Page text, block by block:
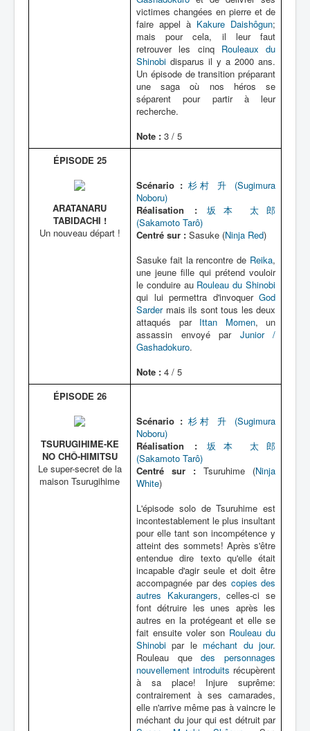
victimes changées en pierre et de
faire appel à Kakure Daishôgun;
mais pour cela, il leur faut
retrouver les cinq Rouleaux du
Shinobi disparus il y a 2000 ans.
Un épisode de transition préparant
une saga où nos héros se
séparent pour partir à leur
recherche.
Note : 3 / 5
ÉPISODE 25
ARATANARU
TABIDACHI !
Un nouveau départ !
Scénario : 杉村 升 (Sugimura
Noboru)
Réalisation :
坂本 太郎
(Sakamoto Tarô)
Centré sur : Sasuke (Ninja Red)
Sasuke fait la rencontre de Reika,
une jeune fille qui prétend vouloir
le conduire au Rouleau du Shinobi
qui lui permettra d'invoquer God
Sardermais ils sont tous les deux
attaqués par Ittan Momen, un
assassin envoyé par Junior /
Gashadokuro.
Note : 4 / 5
ÉPISODE 26
TSURUGIHIME-KE
NO CHÔ-HIMITSU
Le super-secret de la
maison Tsurugihime
Scénario : 杉村 升 (Sugimura
Noboru)
Réalisation :
坂本 太郎
(Sakamoto Tarô)
Centré sur : Tsuruhime (Ninja
White)
L'épisode solo de Tsuruhime est
incontestablement le plus insultant
pour elle tant son incompétence y
atteint des sommets! Après s'être
entendue dire texto qu'elle était
incapable d'agir seule et doit être
accompagnée par des copies des
autres Kakurangers, celles-ci se
font détruire les unes après les
autres en la protégeant et elle se
fait ensuite voler son Rouleau du
Shinobi par le méchant du jour.
Rouleau quedes personnages
nouvellement introduits récupèrent
à sa place! Injure suprême:
contrairement à ses camarades,
elle n'arrive même pas à vaincre le
méchant du jour qui est détruit par